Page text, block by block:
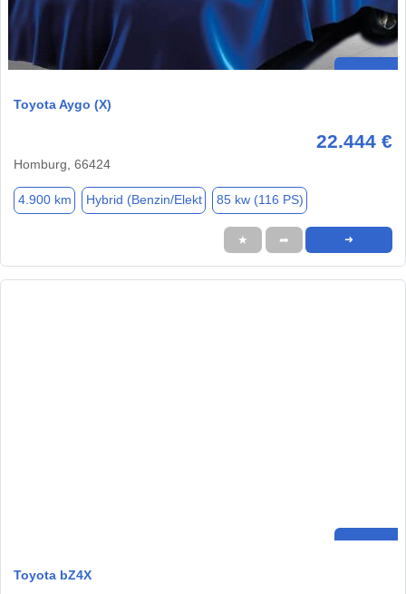
Toyota Aygo (X)
22.444 €
Homburg, 66424
4.900 km Hybrid (Benzin/Elekt 85 kw (116 PS)
★ ➦ ➜
Toyota bZ4X